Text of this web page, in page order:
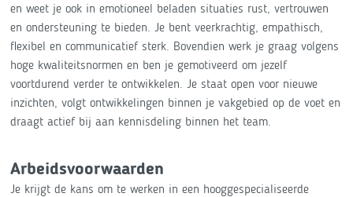
en weet je ook in emotioneel beladen situaties rust, vertrouwen
en ondersteuning te bieden. Je bent veerkrachtig, empathisch,
flexibel en communicatief sterk. Bovendien werk je graag volgens
hoge kwaliteitsnormen en ben je gemotiveerd om jezelf
voortdurend verder te ontwikkelen. Je staat open voor nieuwe
inzichten, volgt ontwikkelingen binnen je vakgebied op de voet en
draagt actief bij aan kennisdeling binnen het team.
Arbeidsvoorwaarden
Je krijgt de kans om te werken in een hooggespecialiseerde